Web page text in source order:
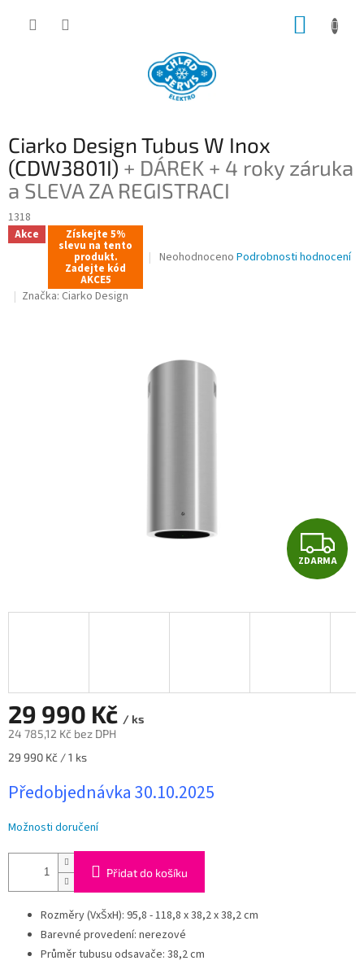
Ciarko Design Tubus W Inox
(CDW3801I) + DÁREK + 4 roky záruka
a SLEVA ZA REGISTRACI
1318
Akce Získejte 5%
slevu na tento
produkt.
Zadejte kód
AKCE5
Průměrné
hvězdiček.
Neohodnoceno Podrobnosti hodnocení
Značka: Ciarko Design
Z
D
A
ZDARMA
29 990 Kč / ks
24 785,12 Kč bez DPH
Měrná
29 990 Kč / 1 ks
Předobjednávka 30.10.2025
Možnosti doručení
Přidat do košíku
Rozměry (VxŠxH): 95,8 - 118,8 x 38,2 x 38,2 cm
Barevné provedení: nerezové
Průměr tubusu odsavače: 38,2 cm